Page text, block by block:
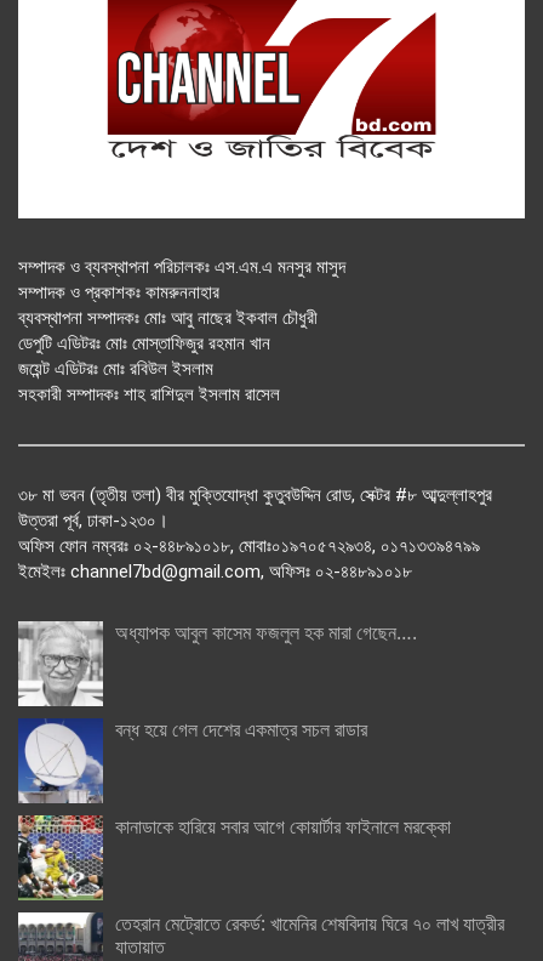
সম্পাদক ও ব্যবস্থাপনা পরিচালকঃ এস.এম.এ মনসুর মাসুদ
সম্পাদক ও প্রকাশকঃ কামরুননাহার
ব্যবস্থাপনা সম্পাদকঃ মোঃ আবু নাছের ইকবাল চৌধুরী
ডেপুটি এডিটরঃ মোঃ মোস্তাফিজুর রহমান খান
জয়েন্ট এডিটরঃ মোঃ রবিউল ইসলাম
সহকারী সম্পাদকঃ শাহ রাশিদুল ইসলাম রাসেল
৩৮ মা ভবন (তৃতীয় তলা) বীর মুক্তিযোদ্ধা কুতুবউদ্দিন রোড, সেক্টর #৮ আব্দুল্লাহপুর
উত্তরা পূর্ব, ঢাকা-১২৩০।
অফিস ফোন নম্বরঃ ০২-৪৪৮৯১০১৮, মোবাঃ০১৯৭০৫৭২৯৩৪, ০১৭১৩৩৯৪৭৯৯
ইমেইলঃ channel7bd@gmail.com, অফিসঃ ০২-৪৪৮৯১০১৮
অধ্যাপক আবুল কাসেম ফজলুল হক মারা গেছেন….
বন্ধ হয়ে গেল দেশের একমাত্র সচল রাডার
কানাডাকে হারিয়ে সবার আগে কোয়ার্টার ফাইনালে মরক্কো
তেহরান মেট্রোতে রেকর্ড: খামেনির শেষবিদায় ঘিরে ৭০ লাখ যাত্রীর
যাতায়াত